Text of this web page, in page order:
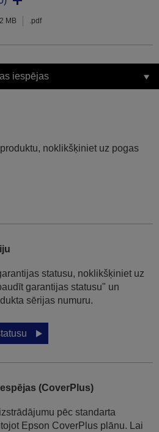
MB .pdf
iespējas
noklikšķiniet uz pogas
statusu, noklikšķiniet uz
garantijas statusu" un
sērijas numuru.
(CoverPlus)
pēc standarta
Epson CoverPlus plānu. Lai